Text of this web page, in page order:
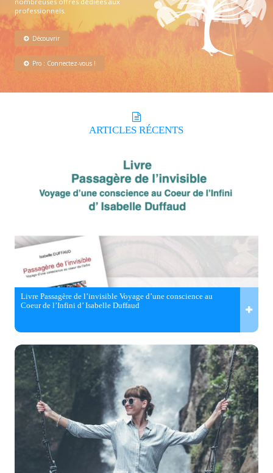
professionnels.
Découvrir
Pro : Connectez-vous !
ARTICLES RÉCENTS
Livre Passagère de l’invisible Voyage d’une conscience au
Coeur de l’Infini d’ Isabelle Duffaud